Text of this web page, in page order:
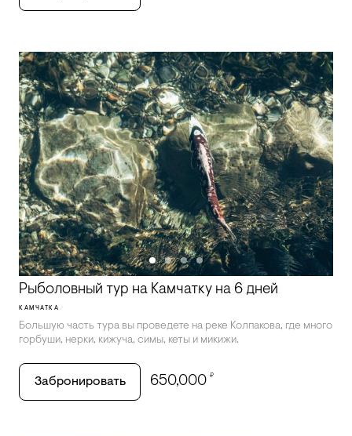
Рыболовный тур на Камчатку на 6 дней
КАМЧАТКА
Большую часть тура вы проведете на реке Колпакова, где много
горбуши, нерки, кижуча, симы, кеты и микижи.
Забронировать 650,000 ₽